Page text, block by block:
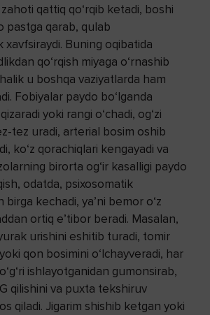
qattiq qo‘rqib ketadi, boshi
pastga qarab, qulab
Buning oqibatida
qo‘rqish miyaga o‘rnashib
u boshqa vaziyatlarda ham
Fobiyalar paydo bo‘lganda
yoki rangi o‘chadi, og‘zi
tez uradi, arterial bosim oshib
ko‘z qorachiqlari kengayadi va
birorta og‘ir kasalligi paydo
odatda, psixosomatik
kechadi, ya’ni bemor o‘z
ortiq e’tibor beradi. Masalan,
urishini eshitib turadi, tomir
qon bosimini o‘lchayveradi, har
ishlayotganidan gumonsirab,
qilishini va puxta tekshiruv
qiladi. Jigarim shishib ketgan yoki